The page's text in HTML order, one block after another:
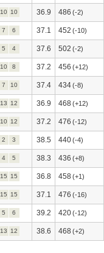
10 10 36.9 486 (-2)
7 6 37.1 452 (-10)
5 4 37.6 502 (-2)
10 8 37.2 456 (+12)
7 10 37.4 434(-8)
13 12 36.9 468(+12)
10 12 37.2 476 (-12)
2 3 38.5 440(-4)
4 5 38.3 436 (+8)
15 15 36.8 458(+1)
15 15 37.1 476 (-16)
5 6 39.2 420(-12)
13 12 38.6 468 (+2)